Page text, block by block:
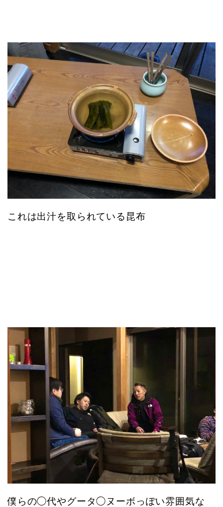
これは出汁を取られている昆布
僕らの◯代やグータ◯ヌーボっぽい雰囲気な